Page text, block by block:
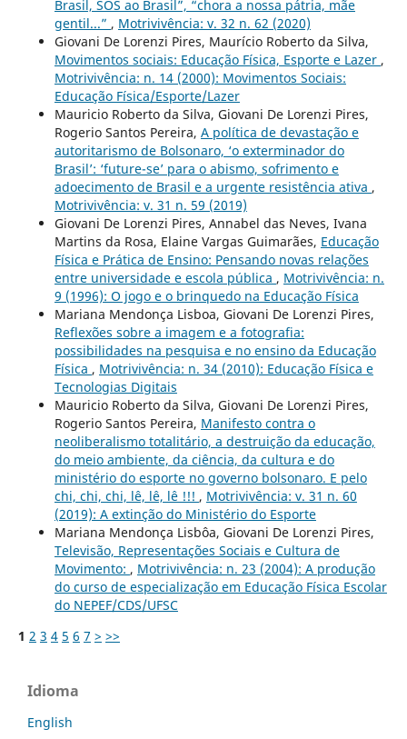
Brasil, SOS ao Brasil”, “chora a nossa pátria, mãe
gentil...” , Motrivivência: v. 32 n. 62 (2020)
Giovani De Lorenzi Pires, Maurício Roberto da Silva,
Movimentos sociais: Educação Física, Esporte e Lazer ,
Motrivivência: n. 14 (2000): Movimentos Sociais:
Educação Física/Esporte/Lazer
Mauricio Roberto da Silva, Giovani De Lorenzi Pires,
Rogerio Santos Pereira, A política de devastação e
autoritarismo de Bolsonaro, ‘o exterminador do
Brasil’: ‘future-se’ para o abismo, sofrimento e
adoecimento de Brasil e a urgente resistência ativa ,
Motrivivência: v. 31 n. 59 (2019)
Giovani De Lorenzi Pires, Annabel das Neves, Ivana
Martins da Rosa, Elaine Vargas Guimarães, Educação
Física e Prática de Ensino: Pensando novas relações
entre universidade e escola pública , Motrivivência: n.
9 (1996): O jogo e o brinquedo na Educação Física
Mariana Mendonça Lisboa, Giovani De Lorenzi Pires,
Reflexões sobre a imagem e a fotografia:
possibilidades na pesquisa e no ensino da Educação
Física , Motrivivência: n. 34 (2010): Educação Física e
Tecnologias Digitais
Mauricio Roberto da Silva, Giovani De Lorenzi Pires,
Rogerio Santos Pereira, Manifesto contra o
neoliberalismo totalitário, a destruição da educação,
do meio ambiente, da ciência, da cultura e do
ministério do esporte no governo bolsonaro. E pelo
chi, chi, chi, lê, lê, lê !!! , Motrivivência: v. 31 n. 60
(2019): A extinção do Ministério do Esporte
Mariana Mendonça Lisbôa, Giovani De Lorenzi Pires,
Televisão, Representações Sociais e Cultura de
Movimento: , Motrivivência: n. 23 (2004): A produção
do curso de especialização em Educação Física Escolar
do NEPEF/CDS/UFSC
1 2 3 4 5 6 7 > >>
Idioma
English